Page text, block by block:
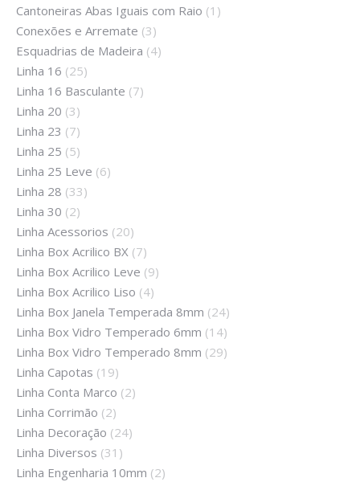
Cantoneiras Abas Iguais com Raio (1)
Conexões e Arremate (3)
Esquadrias de Madeira (4)
Linha 16 (25)
Linha 16 Basculante (7)
Linha 20 (3)
Linha 23 (7)
Linha 25 (5)
Linha 25 Leve (6)
Linha 28 (33)
Linha 30 (2)
Linha Acessorios (20)
Linha Box Acrilico BX (7)
Linha Box Acrilico Leve (9)
Linha Box Acrilico Liso (4)
Linha Box Janela Temperada 8mm (24)
Linha Box Vidro Temperado 6mm (14)
Linha Box Vidro Temperado 8mm (29)
Linha Capotas (19)
Linha Conta Marco (2)
Linha Corrimão (2)
Linha Decoração (24)
Linha Diversos (31)
Linha Engenharia 10mm (2)